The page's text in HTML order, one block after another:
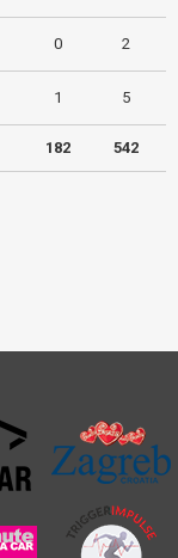
0 2
1 5
182 542